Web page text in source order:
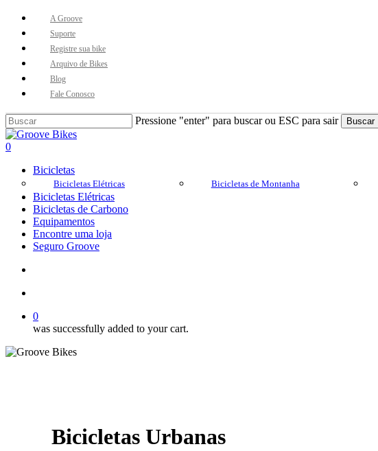
Skip
content
A Groove
Suporte
Registre sua bike
Arquivo de Bikes
Blog
Fale Conosco
Pressione "enter" para buscar ou ESC para sair Buscar
Close
Search
Buscar..
account
0
Bicicletas
Bicicletas Elétricas Bicicletas de Montanha
Bicicletas Elétricas
Bicicletas de Carbono
Equipamentos
Encontre uma loja
Seguro Groove
0
was successfully added to your cart.
Bicicletas Urbanas